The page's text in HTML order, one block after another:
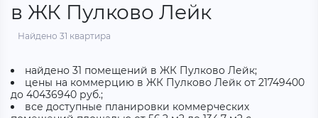
в ЖК Пулково Лейк
Найдено 31 квартира
найдено 31 помещений в ЖК Пулково Лейк;
цены на коммерцию в ЖК Пулково Лейк от 21749400
до 40436940 руб.;
все доступные планировки коммерческих